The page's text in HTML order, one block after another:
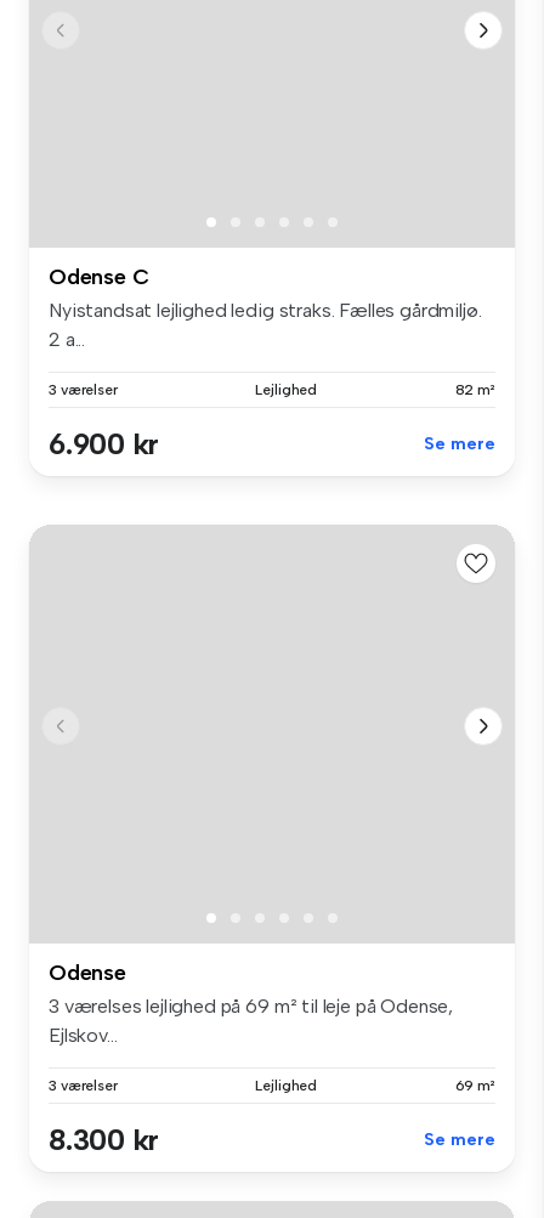
Odense C
Nyistandsat lejlighed ledig straks. Fælles gårdmiljø.
2 a...
3 værelser Lejlighed 82 m²
6.900 kr Se mere
Odense
3 værelses lejlighed på 69 m² til leje på Odense,
Ejlskov...
3 værelser Lejlighed 69 m²
8.300 kr Se mere